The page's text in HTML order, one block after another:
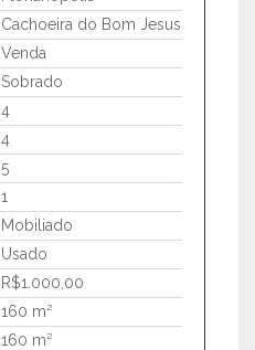
Cachoeira do Bom Jesus
Venda
Sobrado
4
4
5
1
Mobiliado
Usado
R$1.000,00
160 m²
160 m²